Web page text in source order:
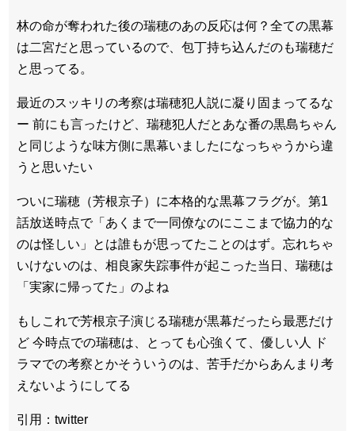
林の命が奪われた後の瑞穂のあの反応は何？全ての黒幕
は二宮だと思っているので、包丁持ち込んだのも瑞穂だ
と思ってる。
最近のスッキリの考察は瑞穂犯人説に凝り固まってるな
ー 前にも言ったけど、瑞穂犯人だとあな番の黒島ちゃん
と同じような味方側に黒幕いましたになっちゃうから違
うと思いたい
ついに瑞穂（芳根京子）に本格的な黒幕フラグが。第1
話放送時点で「あくまで一同僚なのにここまで協力的な
のは怪しい」とは誰もが思ってたことのはず。忘れちゃ
いけないのは、相良家失踪事件が起こった当日、瑞穂は
「実家に帰ってた」のよね
もしこれで芳根京子演じる瑞穂が黒幕だったら最悪だけ
ど 今時点での瑞穂は、とっても心強くて、優しい人 ド
ラマでの考察とかそういうのは、苦手だからあんまり考
えないようにしてる
引用：twitter